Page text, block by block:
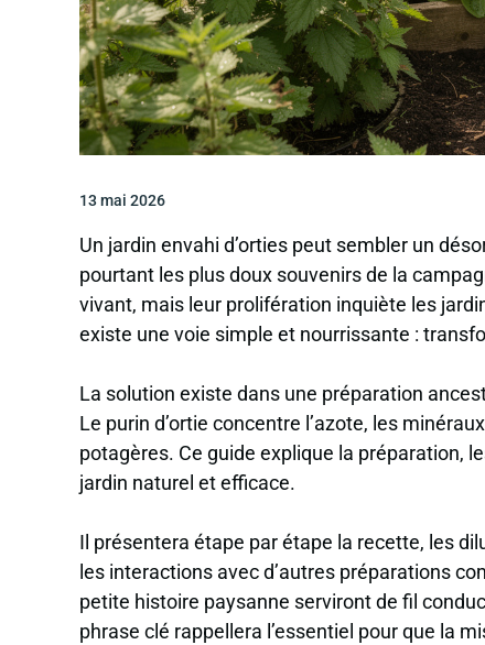
13 mai 2026
Un jardin envahi d’orties peut sembler un
pourtant les plus doux souvenirs de la
vivant, mais leur prolifération inquiète les
existe une voie simple et nourrissante :
La solution existe dans une préparation
Le purin d’ortie concentre l’azote, les
potagères. Ce guide explique la préparation,
jardin naturel et efficace.
Il présentera étape par étape la recette, les
les interactions avec d’autres préparations
petite histoire paysanne serviront de fil
phrase clé rappellera l’essentiel pour que la